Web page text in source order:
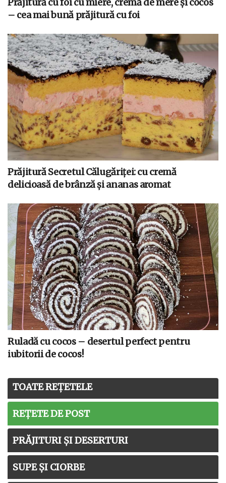
– cea mai bună prăjitură cu foi
Prăjitură Secretul Călugăriței: cu cremă
delicioasă de brânză și ananas aromat
Ruladă cu cocos – desertul perfect pentru
iubitorii de cocos!
TOATE REȚETELE
REȚETE DE POST
PRĂJITURI ȘI DESERTURI
SUPE ȘI CIORBE